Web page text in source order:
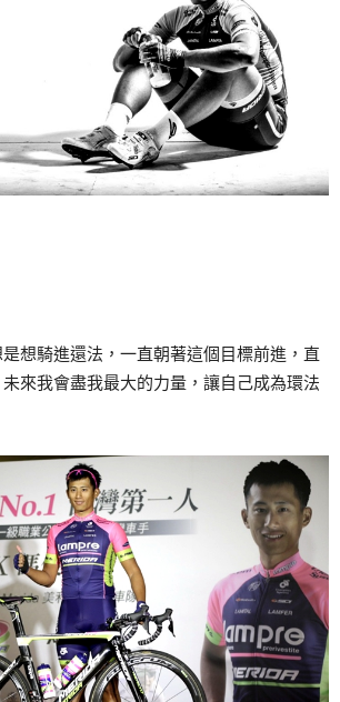
是想騎進還法，一直朝著這個目標前進，直
來我會盡我最大的力量，讓自己成為環法